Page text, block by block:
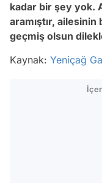
kadar bir şey yok.
aramıştır,
geçmiş olsun
Kaynak: Yeniçağ